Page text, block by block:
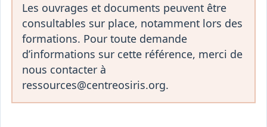
Les ouvrages et documents peuvent être
consultables sur place, notamment lors des
formations. Pour toute demande
d’informations sur cette référence, merci de
nous contacter à
ressources@centreosiris.org.